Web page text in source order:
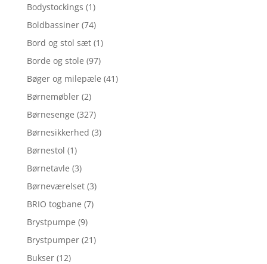
Bodystockings (1)
Boldbassiner (74)
Bord og stol sæt (1)
Borde og stole (97)
Bøger og milepæle (41)
Børnemøbler (2)
Børnesenge (327)
Børnesikkerhed (3)
Børnestol (1)
Børnetavle (3)
Børneværelset (3)
BRIO togbane (7)
Brystpumpe (9)
Brystpumper (21)
Bukser (12)